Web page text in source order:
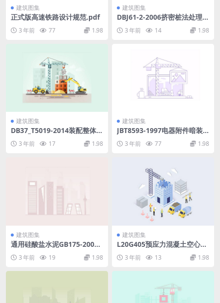
建筑图集
正式版高速铁路设计规范.pdf
3 年前 77 1.98
建筑图集
DBJ61-2-2006挤密桩法处理地
3 年前 14 1.98
建筑图集
DB37_T5019-2014装配整体式
混凝土结构施工与质量验收.p
df 3 年前 17 1.98
建筑图集
JBT8593-1997电器附件暗装
用面板、调整板和安装盒.pdf
3 年前 77 1.98
建筑图集
通用硅酸盐水泥GB175-2007
3 年前 19 1.98
建筑图集
L20G405预应力混凝土空心方
3 年前 13 1.98